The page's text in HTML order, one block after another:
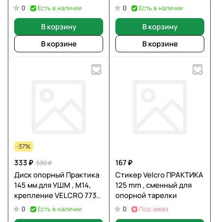
0 Есть в наличии
В корзину
В корзине
0 Есть в наличии
В корзину
В корзине
-37%
333 ₽ 530 ₽
Диск опорный Практика
145 мм для УШМ , М14,
крепление VELCRO 773-
019
0 Есть в наличии
167 ₽
Стикер Velcro ПРАКТИКА
125 mm , сменный для
опорной тарелки
0 Под заказ